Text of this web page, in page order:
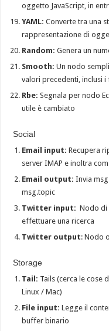
oggetto JavaScript, in
YAML: Converte tra una
rappresentazione di
Random: Genera un
Smooth: Un nodo
valori precedenti, inclusi i
Rbe: Segnala per nodo
utile è cambiato
Social
Email input: Recupera
server IMAP e inoltra
Email output: Invia
msg.topic
Twitter input: Nodo di
effettuare una ricerca
Twitter output: Nodo
Storage
Tail: Tails (cerca le cose
Linux / Mac)
File input: Legge il
buffer binario